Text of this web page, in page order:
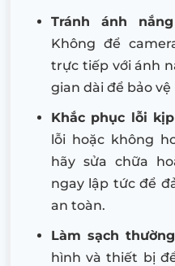
Tránh ánh
Không để
trực tiếp với ánh
gian dài để bảo
Khắc phục lỗi
lỗi hoặc không
hãy sửa chữa
ngay lập tức để
an toàn.
Làm sạch
hình và thiết bị